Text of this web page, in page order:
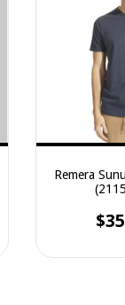
Remera